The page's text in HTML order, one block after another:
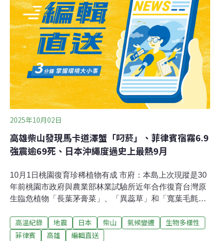
重演了11次，這不是巧合，而是呼籲我們須展開行動。」
今年的報告首次將「地球能量失衡」列為關鍵指標。「地
球能量平衡」（Earth’s energy balance）評估太陽能量進
入地球與地球釋放能量的差異。當氣候穩定，兩者會大致
維持平衡。如今卻因溫室氣體濃度上
2025年10月02日
高雄柴山發現馬卡道澤蟹「叼菸」、菲律賓宿霧6.9
強震逾69死、日本沖繩度過史上最熱9月
10月1日桃園復育珍稀植物有成 市府：本島上次現蹤是30
年前桃園市政府與農業部林業試驗所近年合作復育台灣原
生臨危植物「長葉茅膏菜」、「異蕊草」和「寬葉毛氈
珍稀植物合作備忘錄，預計明後年在更多場域進行復育工
作。（聯合新聞網報導）桃煉廠頻傳汙染 100組「空氣盒
高溫紀錄 地震 日本 柴山 氣候變遷
生物多樣性
菲律賓
高雄 編輯直送